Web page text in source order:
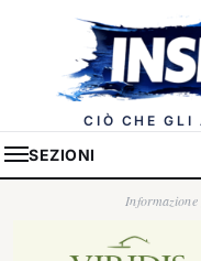
CIÒ CHE GLI
SEZIONI